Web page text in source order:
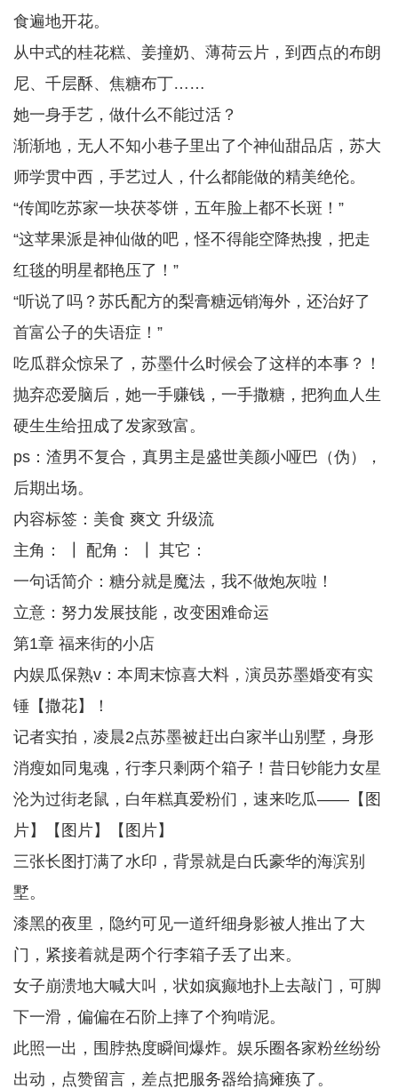
食遍地开花。
从中式的桂花糕、姜撞奶、薄荷云片，到西点的布朗
尼、千层酥、焦糖布丁……
她一身手艺，做什么不能过活？
渐渐地，无人不知小巷子里出了个神仙甜品店，苏大
师学贯中西，手艺过人，什么都能做的精美绝伦。
“传闻吃苏家一块茯苓饼，五年脸上都不长斑！”
“这苹果派是神仙做的吧，怪不得能空降热搜，把走
红毯的明星都艳压了！”
“听说了吗？苏氏配方的梨膏糖远销海外，还治好了
首富公子的失语症！”
吃瓜群众惊呆了，苏墨什么时候会了这样的本事？！
抛弃恋爱脑后，她一手赚钱，一手撒糖，把狗血人生
硬生生给扭成了发家致富。
ps：渣男不复合，真男主是盛世美颜小哑巴（伪），
后期出场。
内容标签：美食 爽文 升级流
主角： ┃ 配角： ┃ 其它：
一句话简介：糖分就是魔法，我不做炮灰啦！
立意：努力发展技能，改变困难命运
第1章 福来街的小店
内娱瓜保熟v：本周末惊喜大料，演员苏墨婚变有实
锤【撒花】！
记者实拍，凌晨2点苏墨被赶出白家半山别墅，身形
消瘦如同鬼魂，行李只剩两个箱子！昔日钞能力女星
沦为过街老鼠，白年糕真爱粉们，速来吃瓜——【图
片】【图片】【图片】
三张长图打满了水印，背景就是白氏豪华的海滨别
墅。
漆黑的夜里，隐约可见一道纤细身影被人推出了大
门，紧接着就是两个行李箱子丢了出来。
女子崩溃地大喊大叫，状如疯癫地扑上去敲门，可脚
下一滑，偏偏在石阶上摔了个狗啃泥。
此照一出，围脖热度瞬间爆炸。娱乐圈各家粉丝纷纷
出动，点赞留言，差点把服务器给搞瘫痪了。